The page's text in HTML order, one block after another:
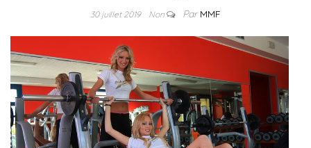
30 juillet 2019 Non ParMMF